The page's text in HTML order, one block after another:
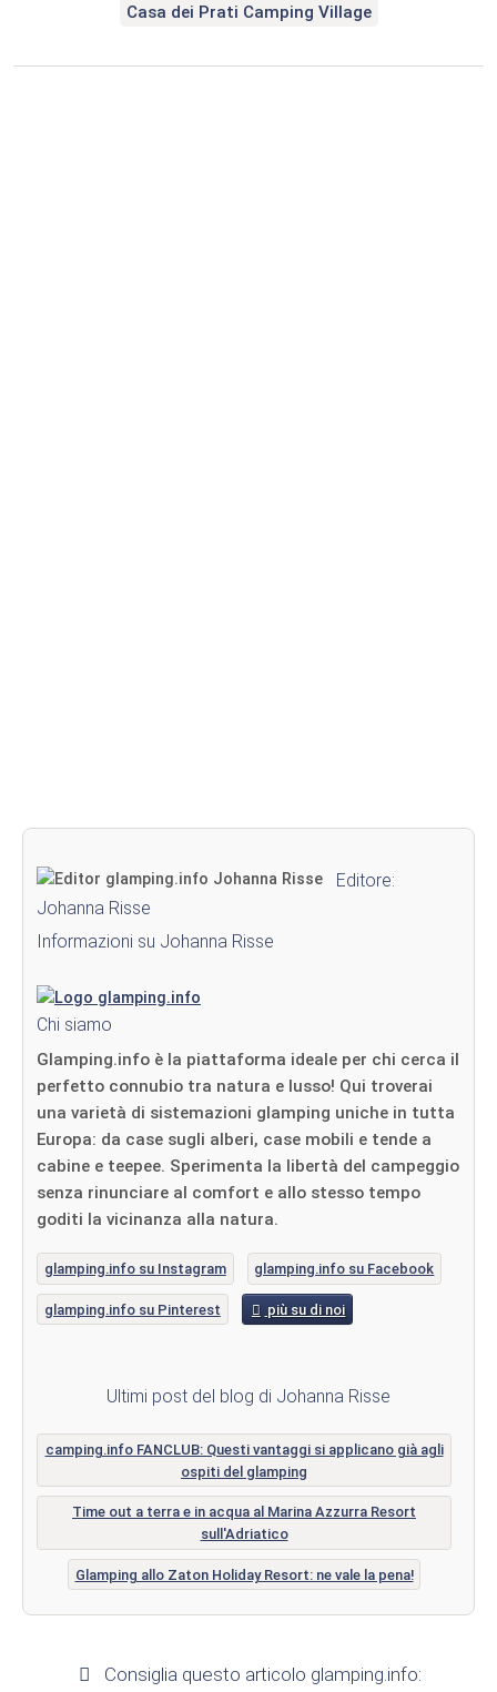
Casa dei Prati Camping Village
Editore:
Johanna Risse
Informazioni su Johanna Risse
Chi siamo
Glamping.info è la piattaforma ideale per chi cerca il
perfetto connubio tra natura e lusso! Qui troverai
una varietà di sistemazioni glamping uniche in tutta
Europa: da case sugli alberi, case mobili e tende a
cabine e teepee. Sperimenta la libertà del campeggio
senza rinunciare al comfort e allo stesso tempo
goditi la vicinanza alla natura.
glamping.info su Instagram glamping.info su Facebook
glamping.info su Pinterest più su di noi
Ultimi post del blog di Johanna Risse
camping.info FANCLUB: Questi vantaggi si applicano già agli
ospiti del glamping
Time out a terra e in acqua al Marina Azzurra Resort
sull'Adriatico
Glamping allo Zaton Holiday Resort: ne vale la pena!
Consiglia questo articolo glamping.info: